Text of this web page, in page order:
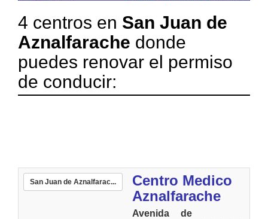
4 centros en San Juan de
Aznalfarache donde
puedes renovar el permiso
de conducir:
San Juan de Aznalfarac...
Centro Medico
Aznalfarache
Avenida de